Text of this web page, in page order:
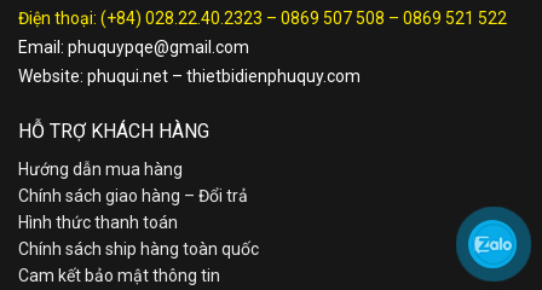
Điện thoại: (+84) 028.22.40.2323 – 0869 507 508 – 0869 521 522
Email: phuquypqe@gmail.com
Website: phuqui.net – thietbidienphuquy.com
HỖ TRỢ KHÁCH HÀNG
Hướng dẫn mua hàng
Chính sách giao hàng – Đổi trả
Hình thức thanh toán
Chính sách ship hàng toàn quốc
Cam kết bảo mật thông tin